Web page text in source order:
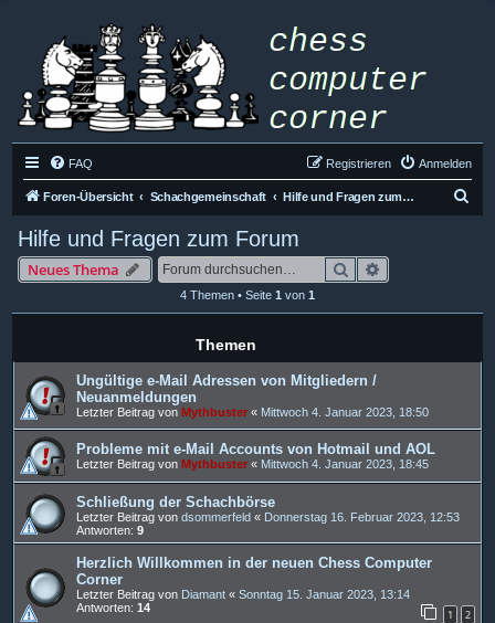
FAQ Anmelden
Registrieren
Foren-Übersicht Schachgemeinschaft Hilfe und Fragen zum Forum
Hilfe und Fragen zum Forum
Neues Thema Suche
4 Themen • Seite 1 von 1
Themen
Ungültige e-Mail Adressen von Mitgliedern /
Neuanmeldungen
Letzter Beitrag von Mythbuster « Mittwoch 4. Januar 2023, 18:50
Probleme mit e-Mail Accounts von Hotmail und AOL
Letzter Beitrag von Mythbuster « Mittwoch 4. Januar 2023, 18:45
Schließung der Schachbörse
Letzter Beitrag von dsommerfeld « Donnerstag 16. Februar 2023, 12:53
Antworten: 9
Herzlich Willkommen in der neuen Chess Computer
Corner
Letzter Beitrag von Diamant « Sonntag 15. Januar 2023, 13:14
Antworten: 14 1 2